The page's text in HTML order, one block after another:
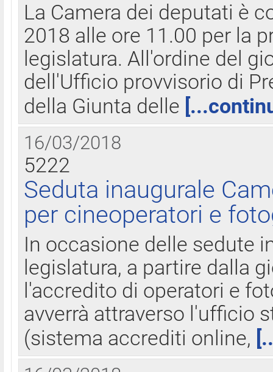
La Camera dei deputati è
2018 alle ore 11.00 per la
legislatura. All'ordine del
dell'Ufficio provvisorio di
della Giunta delle
16/03/2018
5222
Seduta inaugurale
per cineoperatori e
In occasione delle sedute
legislatura, a partire dalla
l'accredito di operatori e
avverrà attraverso l'ufficio
(sistema accrediti online,